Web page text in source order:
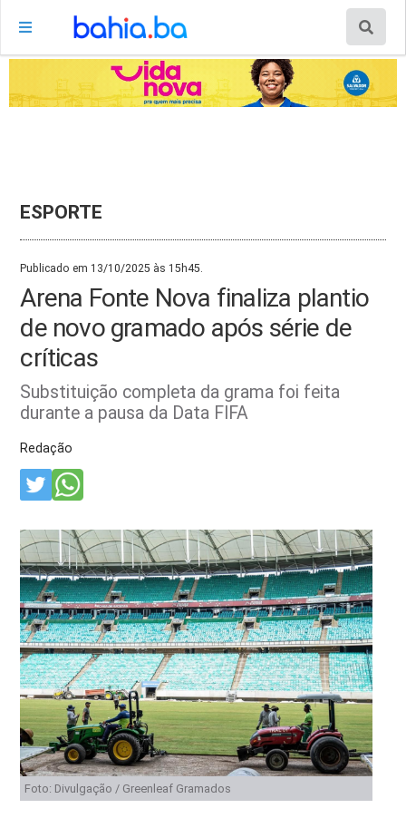
ESPORTE
Publicado em 13/10/2025 às 15h45.
Arena Fonte Nova finaliza plantio
de novo gramado após série de
críticas
Substituição completa da grama foi feita
durante a pausa da Data FIFA
Redação
Foto: Divulgação / Greenleaf Gramados